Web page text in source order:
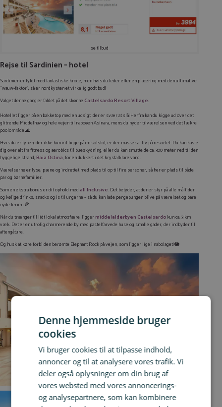
se tilbud
Rejse til Sardinien – hotel
Sardinien er fyldt med fantastiske kroge, men hvis du leder efter en placering med den ultimative
“wauw-faktor”, så er nordkysten et virkelig godt bud!
Valget denne gang er faldet på det skønneCastelsardo Resort Village.
Hotellet ligger på en bakketop med en udsigt, der er svær at slå! Herfra kan du kigge ud over det
glitrende Middelhav og hele vejen til naboøen Asinara, mens du nyder tilværelsen ved det lækre
poolområde 🌊
Hvis du er typen, der ikke kun vil ligge på en solstol, er der masser af liv på resortet. Du kan kaste
dig over alt fra fitness og aerobics til bueskydning, eller du kan smutte de ca. 300 meter ned til den
hyggelige strand, Baia Ostina, for en dukkert i det krystalklare vand.
Værelserne er lyse, pæne og indrettet med plads til op til fire personer, så her er plads til både
par og børnefamilier.
Som en ekstra bonus er dit ophold med all Inclusive. Det betyder, at der er styr på alle måltider
og kølige drinks, snacks og is til ungerne – så du kan lade pengepungen blive på værelset og bare
nyde ferien 🍕
Når du trænger til lidt lokal atmosfære, liggermiddelalderbyen Castelsardokun ca. 3 km
væk. Det er en utrolig charmerende by med pastelfarvede huse og smalle gader, der indbyder til
aftengåture.
Og husk at køre forbi den berømte Elephant Rock på vejen, som ligger lige i nabolaget! 🐘
Denne hjemmeside bruger
cookies
Vi bruger cookies til at tilpasse indhold,
annoncer og til at analysere vores trafik. Vi
deler også oplysninger om din brug af
vores websted med vores annoncerings-
og analysepartnere, som kan kombinere